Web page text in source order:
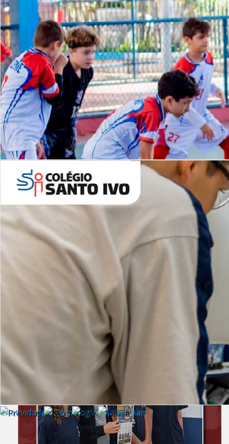
Desafios | Saiba mais
Criatividade e Tecnologia | Saiba mais
Lista de vídeos
NOSSOCANAL